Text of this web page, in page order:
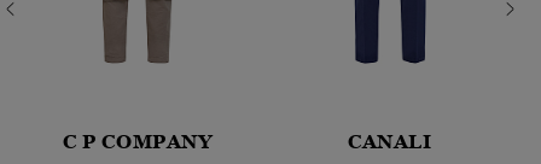
C P COMPANY CANALI